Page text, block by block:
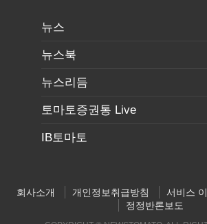
뉴스
뉴스북
뉴스리듬
토마토증권통 Live
IB토마토
회사소개 개인정보취급방침 서비스
정정반론보도